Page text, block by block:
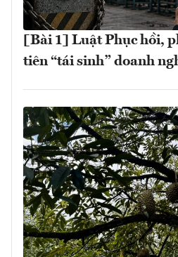
[Bài 1] Luật Phục hồi,
tiên “tái sinh” doanh